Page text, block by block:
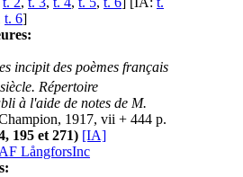
t. 6]
incipit des poèmes français
siècle. Répertoire
à l'aide de notes de M.
1917, vii + 444 p.
195 et 271) [IA]
LångforsInc